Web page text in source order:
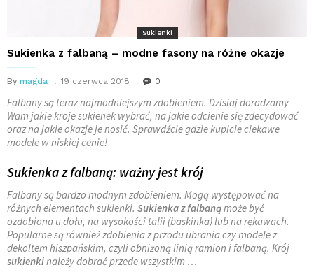
Sukienki
Sukienka z falbaną – modne fasony na różne okazje
By magda 19 czerwca 2018 0
Falbany są teraz najmodniejszym zdobieniem. Dzisiaj doradzamy
Wam jakie kroje sukienek wybrać, na jakie odcienie się zdecydować
oraz na jakie okazje je nosić. Sprawdźcie gdzie kupicie ciekawe
modele w niskiej cenie!
Sukienka z falbaną: ważny jest krój
Falbany są bardzo modnym zdobieniem. Mogą występować na
różnych elementach sukienki. Sukienka z falbanąmoże być
ozdobiona u dołu, na wysokości talii (baskinka) lub na rękawach.
Popularne są również zdobienia z przodu ubrania czy modele z
dekoltem hiszpańskim, czyli obniżoną linią ramion i falbaną. Krój
sukienkinależy dobrać przede wszystkim …